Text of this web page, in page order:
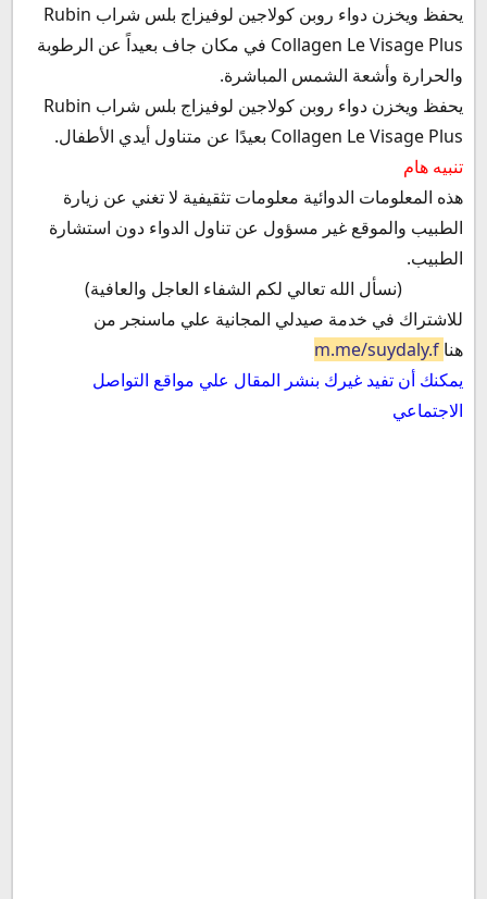
يحفظ ويخزن دواء
روبن كولاجين لوفيزاج بلس شراب Rubin
Collagen Le Visage Plus في مكان جاف بعيداً عن الرطوبة
والحرارة وأشعة الشمس المباشرة.
يحفظ ويخزن دواء روبن كولاجين لوفيزاج بلس شراب Rubin
Collagen Le Visage Plus بعيدًا عن متناول أيدي الأطفال.
تنبيه هام
هذه المعلومات الدوائية معلومات تثقيفية لا تغني عن زيارة
الطبيب والموقع غير مسؤول عن تناول الدواء دون استشارة
الطبيب.
(نسأل الله تعالي لكم الشفاء العاجل والعافية)
للاشتراك في خدمة صيدلي المجانية علي ماسنجر من
هنا
يمكنك أن تفيد غيرك بنشر المقال علي مواقع التواصل
الاجتماعي